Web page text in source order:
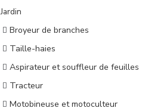
Jardin
Broyeur de branches
Taille-haies
Aspirateur et souffleur de feuilles
Tracteur
Motobineuse et motoculteur